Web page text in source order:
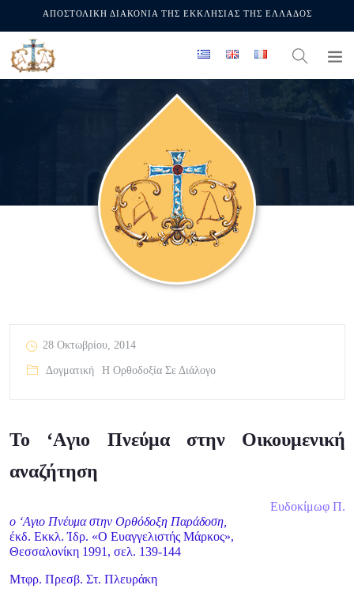
ΑΠΟΣΤΟΛΙΚΗ ΔΙΑΚΟΝΙΑ ΤΗΣ ΕΚΚΛΗΣΙΑΣ ΤΗΣ ΕΛΛΑΔΟΣ
28 Οκτωβρίου, 2014
Δογματική Η Ορθοδοξία Σε Διάλογο
Το ‘Aγιο Πνεύμα στην Οικουμενική
αναζήτηση
Ευδοκίμωφ Π.
ο ‘Aγιο Πνέυμα στην Ορθόδοξη Παράδοση,
έκδ. Εκκλ. Ίδρ. «Ο Ευαγγελιστής Μάρκος»,
Θεσσαλονίκη 1991, σελ. 139-144
Μτφρ. Πρεσβ. Στ. Πλευράκη